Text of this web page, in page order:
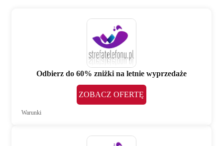
Odbierz do 60% zniżki na letnie wyprzedaże
ZOBACZ OFERTĘ
Warunki